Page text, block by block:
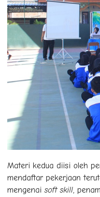
Materi kedua diisi oleh
mendaftar pekerjaan
mengenai soft skill,